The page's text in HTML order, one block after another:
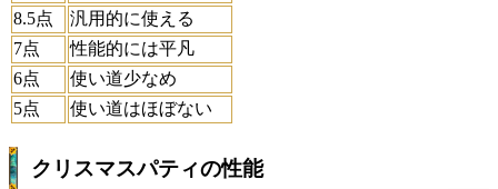
8.5点
汎用的に使える
7点
性能的には平凡
6点
使い道少なめ
5点
使い道はほぼない
クリスマスパティの性能